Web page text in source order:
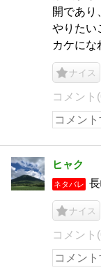
開であり
やりたい
カケにな
ナイス
コメント
ヒャク
ネタバレ
ナイス
コメント